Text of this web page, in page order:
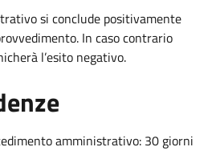
si conclude positivamente
In caso contrario
l’esito negativo.
amministrativo: 30 giorni